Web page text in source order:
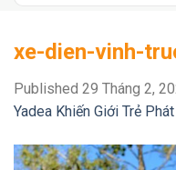
xe-dien-vinh-
Published 29 Tháng 2,
Yadea Khiến Giới Trẻ